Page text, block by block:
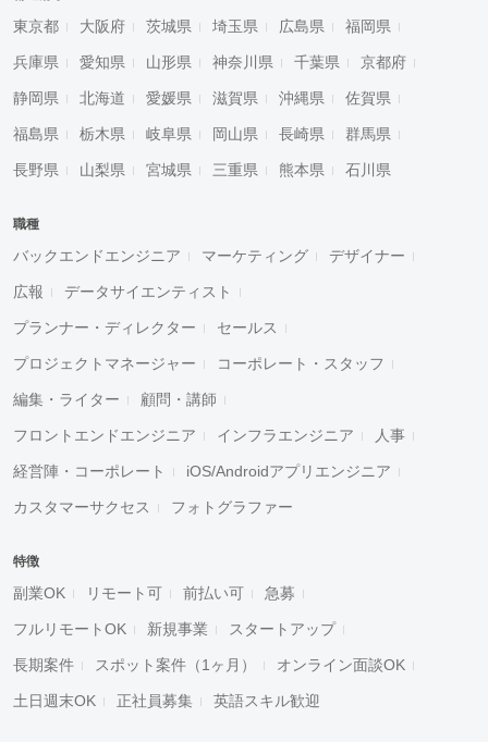
東京都 大阪府 茨城県 埼玉県 広島県 福岡県
兵庫県 愛知県 山形県 神奈川県 千葉県 京都府
静岡県 北海道 愛媛県 滋賀県 沖縄県 佐賀県
福島県 栃木県 岐阜県 岡山県 長崎県 群馬県
長野県 山梨県 宮城県 三重県 熊本県 石川県
職種
バックエンドエンジニア マーケティング デザイナー
広報 データサイエンティスト
プランナー・ディレクター セールス
プロジェクトマネージャー コーポレート・スタッフ
編集・ライター 顧問・講師
フロントエンドエンジニア インフラエンジニア 人事
経営陣・コーポレート iOS/Androidアプリエンジニア
カスタマーサクセス フォトグラファー
特徴
副業OK リモート可 前払い可 急募
フルリモートOK 新規事業 スタートアップ
長期案件 スポット案件（1ヶ月） オンライン面談OK
土日週末OK 正社員募集 英語スキル歓迎